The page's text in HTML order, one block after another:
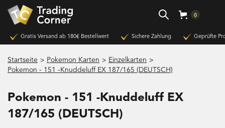
0
Gratis Versand ab 180€ Bestellwert Sichere Zahlung Geprüfte
Startseite > Pokemon Karten > Einzelkarten >
Pokemon - 151 -Knuddeluff EX 187/165 (DEUTSCH)
Pokemon - 151 -Knuddeluff EX
187/165 (DEUTSCH)